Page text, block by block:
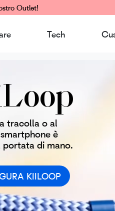
Outlet!
Tech
tracolla o al
è
portata di mano.
KIILOOP